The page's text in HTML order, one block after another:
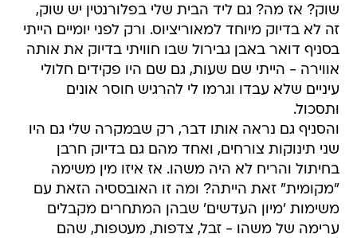
שוק? אז מה? גם ליד הבית שלי בפלורנטין יש שוק,
זה לא בדיוק מיוחד למאוריציוס. ורק לפני יומיים הייתי
בסניף דואר באבן גבירול שבו חוויתי בדיוק את אותה
אווירה - הייתי שם שעות, גם שם היו פקידים חלולי
עיניים שלא עבדו וגרמו לי להרגיש חוסר אונים
ותסכול.
והסניף גם נראה אותו דבר, רק שבמקרה שלי גם היו
שני תינוקות צורחים, ואחד מהם גם בדיוק חרבן
בחיתול והריח לא היה משהו. אז איזו מין משימה
"מקומית" זאת הייתה? ומה זו האובססיה הזאת עם
משימות 'מיון העדשים' שבהן המתחרים מקבלים
ערימה של משהו - זבל, צדפות, מעטפות, שהם